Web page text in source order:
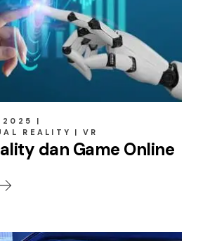
2025
REALITY VR
dan Game Online